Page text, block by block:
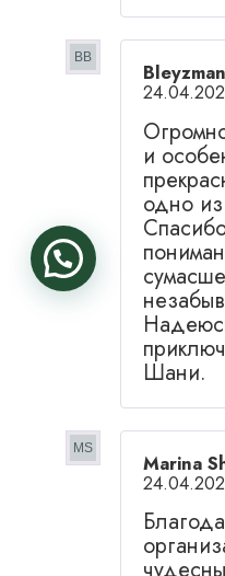
и
одно
Шани.
Marina